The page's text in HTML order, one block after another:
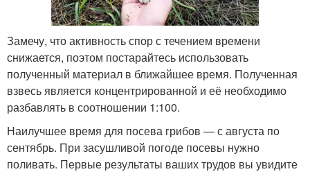
Замечу, что активность спор с течением времени
снижается, поэтом постарайтесь использовать
полученный материал в ближайшее время. Полученная
взвесь является концентрированной и её необходимо
разбавлять в соотношении 1:100.
Наилучшее время для посева грибов — с августа по
сентябрь. При засушливой погоде посевы нужно
поливать. Первые результаты ваших трудов вы увидите